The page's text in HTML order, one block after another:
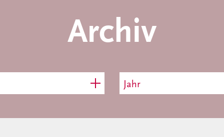
Archiv
Jahr